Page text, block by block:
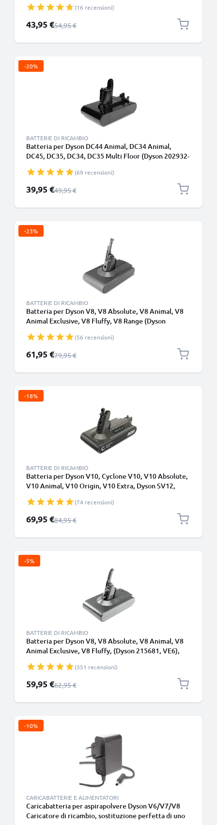
incastro - di CELLONIC(16 recensioni)
Prezzo speciale
43,95 €Prezzo normale
54,95 €
-20%
BATTERIE DI RICAMBIO
Batteria per Dyson DC44 Animal, DC34 Animal,
DC45, DC35, DC34, DC35 Multi Floor (Dyson 202932-
(69 recensioni)
Prezzo speciale
39,95 €Prezzo normale
49,95 €
-23%
BATTERIE DI RICAMBIO
Batteria per Dyson V8, V8 Absolute, V8 Animal, V8
Animal Exclusive, V8 Fluffy, V8 Range (Dyson
(56 recensioni)
Prezzo speciale
61,95 €Prezzo normale
79,95 €
-18%
BATTERIE DI RICAMBIO
Batteria per Dyson V10, Cyclone V10, V10 Absolute,
V10 Animal, V10 Origin, V10 Extra, Dyson SV12,
con viti - di CELLONIC(74 recensioni)
Prezzo speciale
69,95 €Prezzo normale
84,95 €
-5%
BATTERIE DI RICAMBIO
Batteria per Dyson V8, V8 Absolute, V8 Animal, V8
Animal Exclusive, V8 Fluffy, (Dyson 215681, VE6),
(351 recensioni)
Prezzo speciale
59,95 €Prezzo normale
62,95 €
-10%
CARICABATTERIE E ALIMENTATORI
Caricabatteria per aspirapolvere Dyson V6/V7/V8
Caricatore di ricambio, sostituzione perfetta di uno